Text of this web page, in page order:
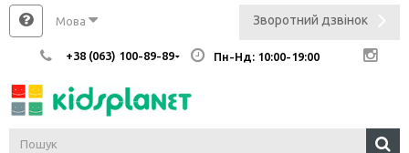
Мова Зворотний дзвінок
+38 (063) 100-89-89 Пн-Нд: 10:00-19:00